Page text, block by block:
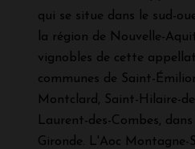
qui se situe dans le sud-
la région de Nouvelle-
vignobles de cette
communes de Saint-
Montclard, Saint-Hilaire-
Laurent-des-Combes,
Gironde. L'Aoc Montagne-